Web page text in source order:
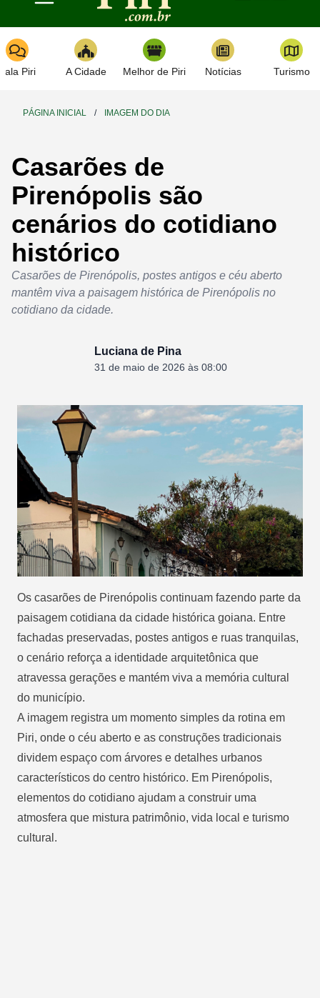
Toggle navigation
Piri A Cidade Melhor de Piri Notícias Turismo
PÁGINA INICIAL / IMAGEM DO DIA
Casarões de
Pirenópolis são
cenários do cotidiano
histórico
Casarões de Pirenópolis, postes antigos e céu aberto
mantêm viva a paisagem histórica de Pirenópolis no
cotidiano da cidade.
Luciana de Pina
31 de maio de 2026 às 08:00
Os casarões de Pirenópolis continuam fazendo parte da
paisagem cotidiana da cidade histórica goiana. Entre
fachadas preservadas, postes antigos e ruas tranquilas,
o cenário reforça a identidade arquitetônica que
atravessa gerações e mantém viva a memória cultural
do município.
A imagem registra um momento simples da rotina em
Piri, onde o céu aberto e as construções tradicionais
dividem espaço com árvores e detalhes urbanos
característicos do centro histórico. Em Pirenópolis,
elementos do cotidiano ajudam a construir uma
atmosfera que mistura patrimônio, vida local e turismo
cultural.